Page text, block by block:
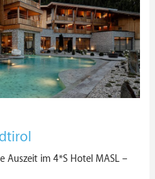
Auszeit im 4*S Hotel MASL –